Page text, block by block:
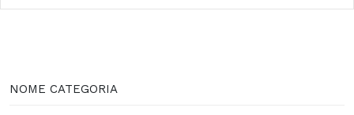
NOME CATEGORIA